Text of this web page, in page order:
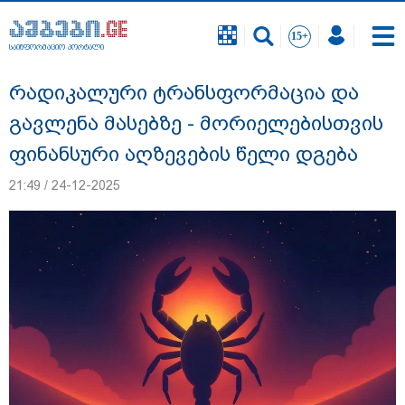
საინფორმაციო პორტალი
რა შემთხვევაში გათავისუფლდება
მოსწავლე სასკოლო ფორმის ტარებისგან
- განათლების მინისტრის განმარტება
საინფორმაციო პორტალი
რადიკალური ტრანსფორმაცია და
გავლენა მასებზე - მორიელებისთვის
ფინანსური აღზევების წელი დგება
21:49 / 24-12-2025